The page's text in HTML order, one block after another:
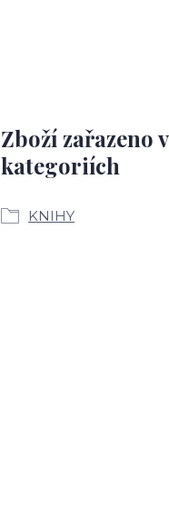
Zboží zařazeno v
kategoriích
KNIHY